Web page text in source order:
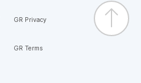
GR Privacy
GR Terms